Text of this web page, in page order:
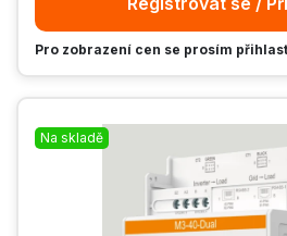
Pro zobrazení cen se prosím
Na skladě